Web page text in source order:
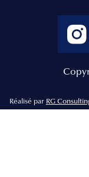
Réalisé par RG